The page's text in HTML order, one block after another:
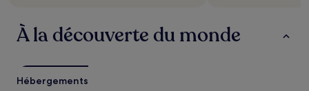
À la découverte du monde
Hébergements